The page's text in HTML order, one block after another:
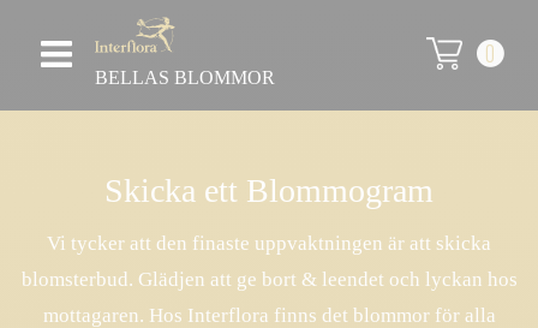
BELLAS BLOMMOR
0
Skicka ett Blommogram
Vi tycker att den finaste uppvaktningen är att skicka
blomsterbud. Glädjen att ge bort & leendet och lyckan hos
mottagaren. Hos Interflora finns det blommor för alla